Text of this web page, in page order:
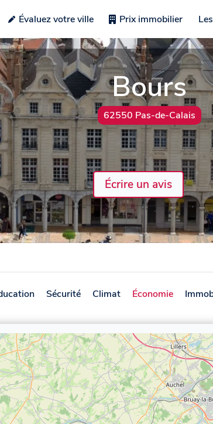
Évaluez votre ville Prix immobilier
Bours
62550 Pas-de-Calais
Écrire un avis
Sécurité Climat Économie